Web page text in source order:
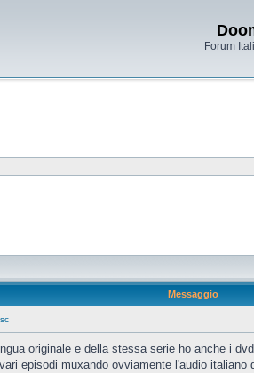
Forum
Messaggio
originale e della stessa serie ho anche i
episodi muxando ovviamente l'audio italiano